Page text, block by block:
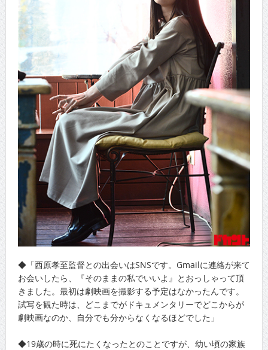
◆「西原孝至監督との出会いはSNSです。Gmailに連絡が来て
お会いしたら、『そのままの私でいいよ』とおっしゃって頂
きました。最初は劇映画を撮影する予定はなかったんです。
試写を観た時は、どこまでがドキュメンタリーでどこからが
劇映画なのか、自分でも分からなくなるほどでした」
◆19歳の時に死にたくなったとのことですが、幼い頃の家族